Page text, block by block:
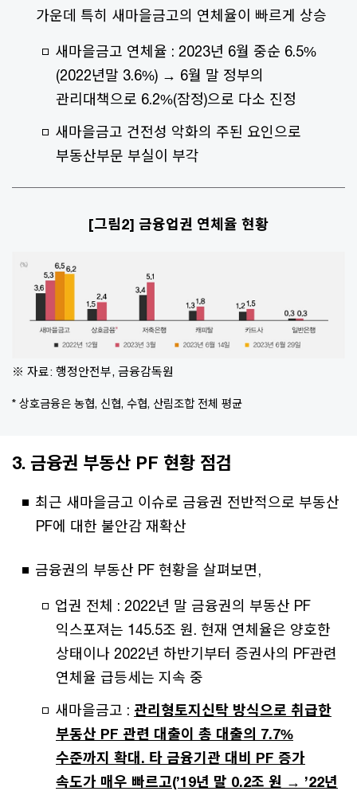
가운데 특히 새마을금고의 연체율이 빠르게 상승
새마을금고 연체율 : 2023년 6월 중순 6.5%
(2022년말 3.6%) → 6월 말 정부의
관리대책으로 6.2%(잠정)으로 다소 진정
새마을금고 건전성 악화의 주된 요인으로
부동산부문 부실이 부각
[그림2] 금융업권 연체율 현황
※ 자료: 행정안전부, 금융감독원
* 상호금융은 농협, 신협, 수협, 산림조합 전체 평균
3. 금융권 부동산 PF 현황 점검
최근 새마을금고 이슈로 금융권 전반적으로 부동산
PF에 대한 불안감 재확산
금융권의 부동산 PF 현황을 살펴보면,
업권 전체 : 2022년 말 금융권의 부동산 PF
익스포져는 145.5조 원. 현재 연체율은 양호한
상태이나 2022년 하반기부터 증권사의 PF관련
연체율 급등세는 지속 중
새마을금고 : 관리형토지신탁 방식으로 취급한
부동산 PF 관련 대출이 총 대출의 7.7%
수준까지 확대. 타 금융기관 대비 PF 증가
속도가 매우 빠르고(’19년 말 0.2조 원 → ’22년